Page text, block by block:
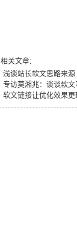
相关文章:
浅谈站长软文思路来源
专访莫湘兆：谈谈软文
软文链接让优化效果更